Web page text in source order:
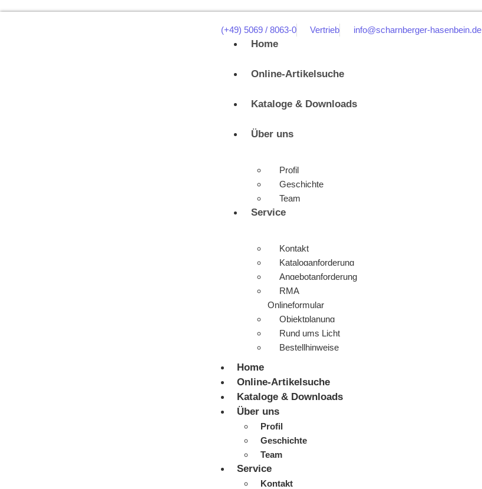
(+49) 5069 / 8063-0 Vertrieb info@scharnberger-hasenbein.de
Home
Online-Artikelsuche
Kataloge & Downloads
Über uns
Profil
Geschichte
Team
Service
Kontakt
Kataloganforderung
Angebotanforderung
RMA
Onlineformular
Objektplanung
Rund ums Licht
Bestellhinweise
Home
Online-Artikelsuche
Kataloge & Downloads
Über uns
Profil
Geschichte
Team
Service
Kontakt